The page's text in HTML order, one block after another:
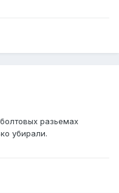
разьемах
убирали.